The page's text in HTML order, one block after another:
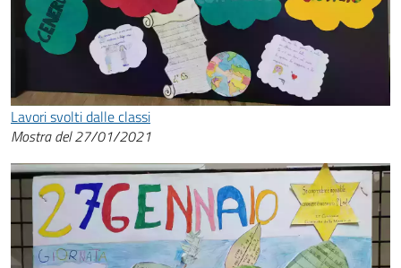
Lavori svolti dalle classi
Mostra del 27/01/2021